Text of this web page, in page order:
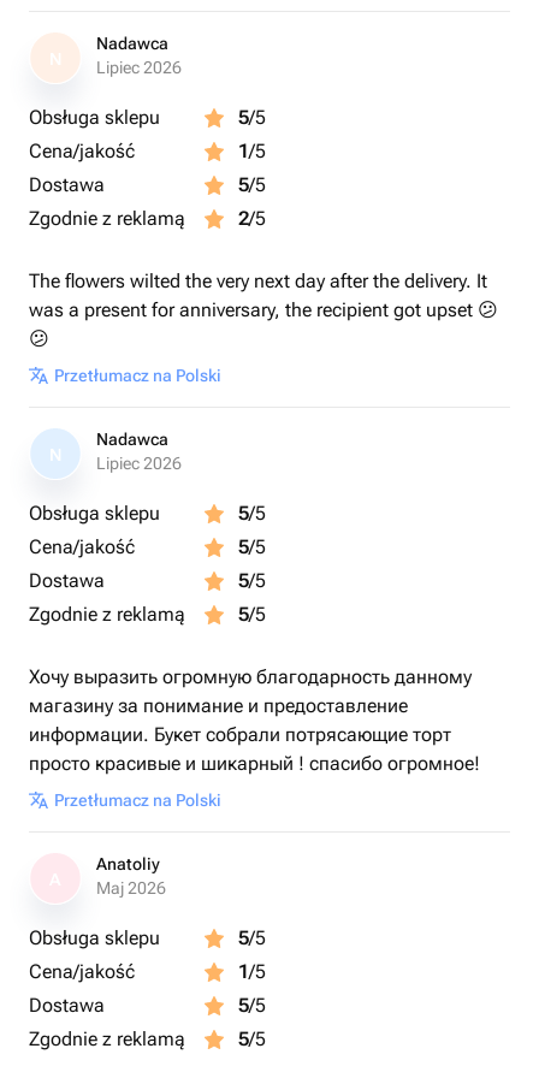
N
Nadawca
Lipiec 2026
Obsługa sklepu 5/5
Cena/jakość
1/5
Dostawa
5/5
Zgodnie z reklamą
2/5
The flowers wilted the very next day after the delivery. It
was a present for anniversary, the recipient got upset 😕
😕
Przetłumacz na Polski
N
Nadawca
Lipiec 2026
Obsługa sklepu 5/5
Cena/jakość
5/5
Dostawa
5/5
Zgodnie z reklamą
5/5
Хочу выразить огромную благодарность данному
магазину за понимание и предоставление
информации. Букет собрали потрясающие торт
просто красивые и шикарный ! спасибо огромное!
Przetłumacz na Polski
Anatoliy
Maj 2026
Obsługa sklepu 5/5
Cena/jakość
1/5
Dostawa
5/5
Zgodnie z reklamą
5/5